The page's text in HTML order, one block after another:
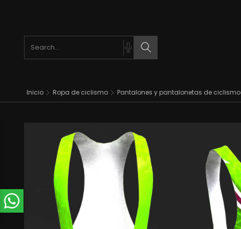
Search
Inicio Ropa de ciclismo Pantalones y pantalonetas de ciclismo